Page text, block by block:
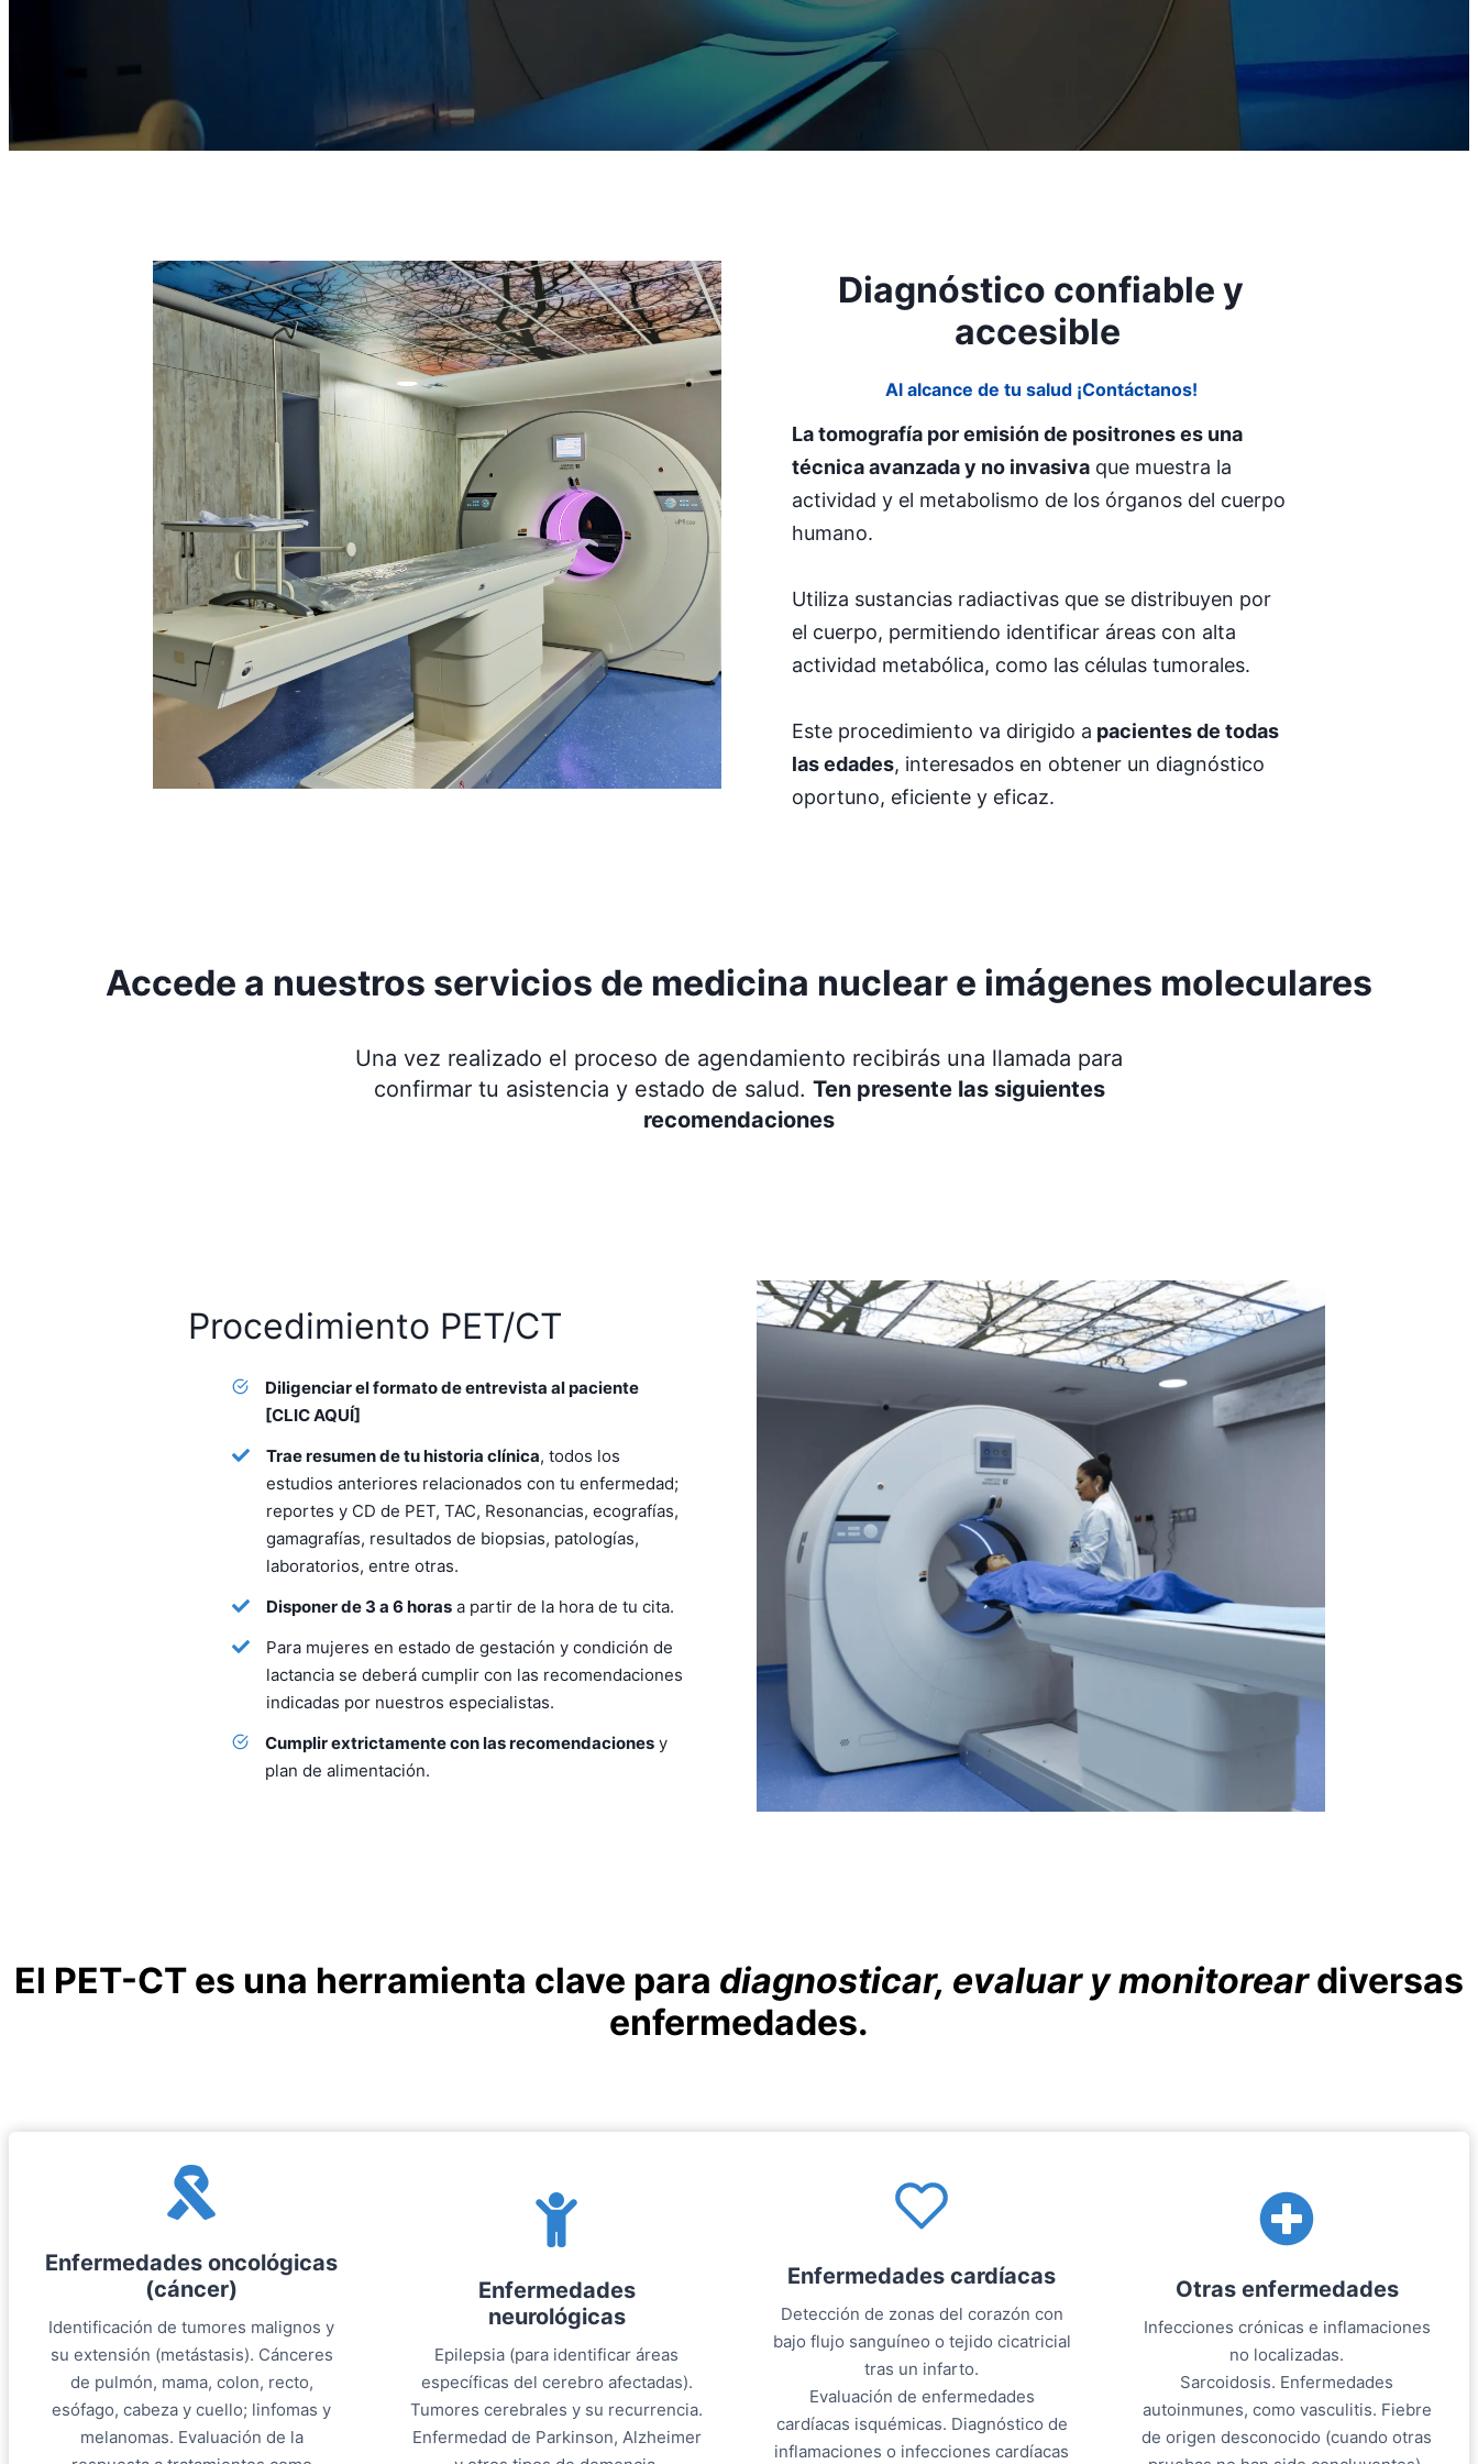
Diagnóstico confiable y
accesible
Al alcance de tu salud ¡Contáctanos!
La tomografía por emisión de positrones es una
técnica avanzada y no invasiva que muestra la
actividad y el metabolismo de los órganos del cuerpo
humano.
Utiliza sustancias radiactivas que se distribuyen por
el cuerpo, permitiendo identificar áreas con alta
actividad metabólica, como las células tumorales.
Este procedimiento va dirigido a pacientes de todas
las edades, interesados en obtener un diagnóstico
oportuno, eficiente y eficaz.
Accede a nuestros servicios de medicina nuclear e imágenes moleculares
Una vez realizado el proceso de agendamiento recibirás una llamada para
confirmar tu asistencia y estado de salud. Ten presente las siguientes
recomendaciones
Procedimiento PET/CT
Diligenciar el formato de entrevista al paciente
[CLIC AQUÍ]
Trae resumen de tu historia clínica, todos los
estudios anteriores relacionados con tu enfermedad;
reportes y CD de PET, TAC, Resonancias, ecografías,
gamagrafías, resultados de biopsias, patologías,
laboratorios, entre otras.
Disponer de 3 a 6 horas a partir de la hora de tu cita.
Para mujeres en estado de gestación y condición de
lactancia se deberá cumplir con las recomendaciones
indicadas por nuestros especialistas.
Cumplir extrictamente con las recomendaciones y
plan de alimentación.
El PET-CT es una herramienta clave para diagnosticar, evaluar y monitoreardiversas
enfermedades.
Enfermedades oncológicas
(cáncer)
Identificación de tumores malignos y
su extensión (metástasis). Cánceres
de pulmón, mama, colon, recto,
esófago, cabeza y cuello; linfomas y
melanomas. Evaluación de la
Enfermedades
neurológicas
Epilepsia (para identificar áreas
específicas del cerebro afectadas).
Tumores cerebrales y su recurrencia.
Enfermedad de Parkinson, Alzheimer
Enfermedades cardíacas
Detección de zonas del corazón con
bajo flujo sanguíneo o tejido cicatricial
tras un infarto.
Evaluación de enfermedades
cardíacas isquémicas. Diagnóstico de
inflamaciones o infecciones cardíacas
Otras enfermedades
Infecciones crónicas e inflamaciones
no localizadas.
Sarcoidosis. Enfermedades
autoinmunes, como vasculitis. Fiebre
de origen desconocido (cuando otras